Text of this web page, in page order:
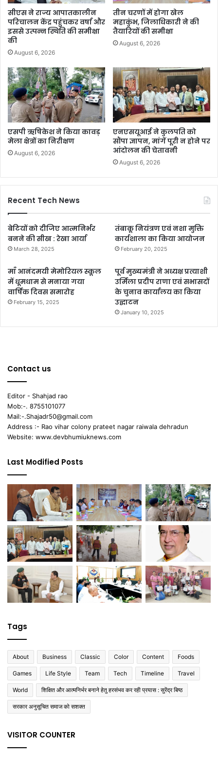
सीएस ने राज्य आपातकालीन
परिचालन केंद्र पहुंचकर वर्षा और
इससे उत्पन्न स्थिति की समीक्षा
की
August 6, 2026
तीन चरणों में होगा खेल
महाकुंभ, जिलाधिकारी ने की
तैयारियों की समीक्षा
August 6, 2026
एसपी ऋषिकेश ने किया कावड़
मेला क्षेत्रों का निरीक्षण
August 6, 2026
एनएसयूआई ने कुलपति को
सौंपा ज्ञापन, मांगें पूरी न होने पर
आंदोलन की चेतावनी
August 6, 2026
Recent Tech News
बेटियों को दीजिए आत्मनिर्भर
बनने की सीख : रेखा आर्या
March 28, 2025
तंबाकू नियंत्रण एवं नशा मुक्ति
कार्यशाला का किया आयोजन
February 20, 2025
माँ आनंदमयी मेमोरियल स्कूल
में धूमधाम से मनाया गया
वार्षिक दिवस समारोह
February 15, 2025
पूर्व मुख्यमंत्री ने अध्यक्ष प्रत्याशी
उर्मिला प्रदीप राणा एवं सभासदों
के चुनाव कार्यालय का किया
उद्घाटन
January 10, 2025
Contact us
Editor - Shahjad rao
Mob:-. 8755101077
Mail:-.Shajadr50@gmail.com
Address :- Rao vihar colony prateet nagar raiwala dehradun
Website: www.devbhumiuknews.com
Last Modified Posts
Tags
About Business Classic Color Content Foods
Games Life Style Team Tech Timeline Travel
World शिक्षित और आत्मनिर्भर बनाने हेतु हरसंभव कर रही प्रयास : सुरेंद्र बिष्ठ
सरकार अनुसूचित समाज को सशक्त
VISITOR COUNTER